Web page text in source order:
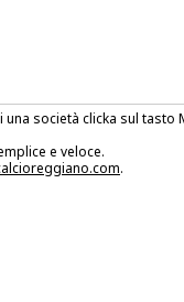
società clicka sul tasto
e veloce.
.